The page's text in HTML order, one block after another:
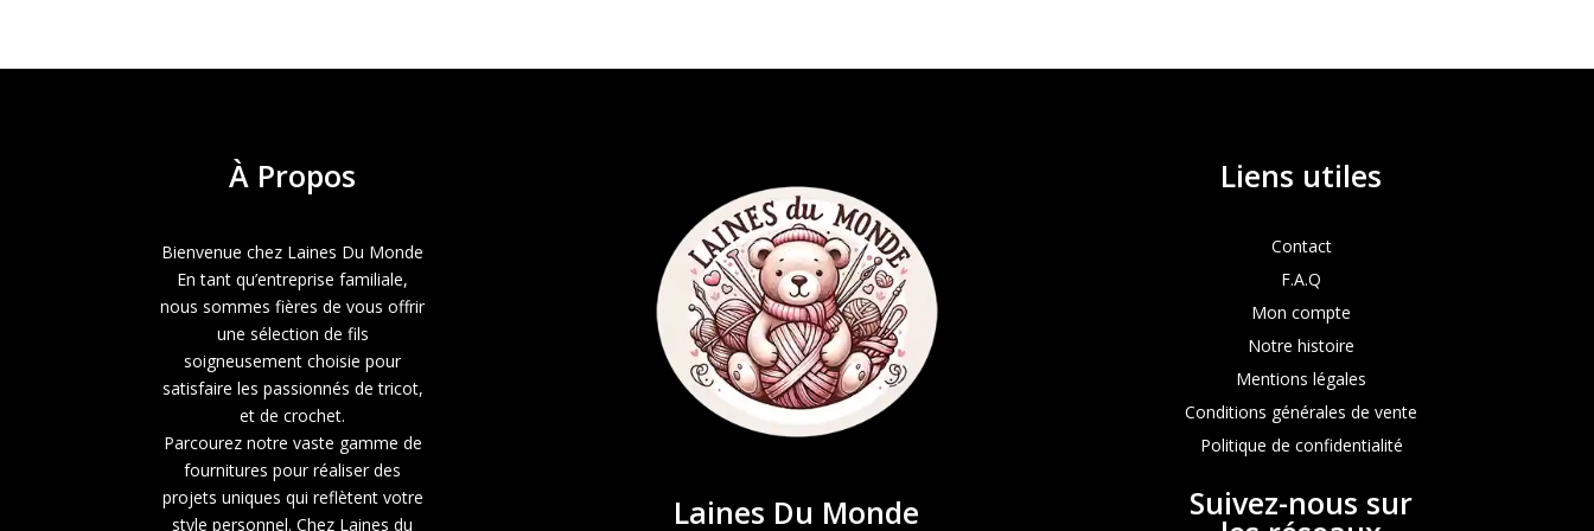
d
À Propos
Bienvenue chez Laines Du Monde
En tant qu’entreprise familiale,
nous sommes fières de vous offrir
une sélection de fils
soigneusement choisie pour
satisfaire les passionnés de tricot,
et de crochet.
Parcourez notre vaste gamme de
fournitures pour réaliser des
projets uniques qui reflètent votre
style personnel. Chez Laines du
Laines Du Monde
Liens utiles
Contact
F.A.Q
Mon compte
Notre histoire
Mentions légales
Conditions générales de vente
Politique de confidentialité
Suivez-nous sur